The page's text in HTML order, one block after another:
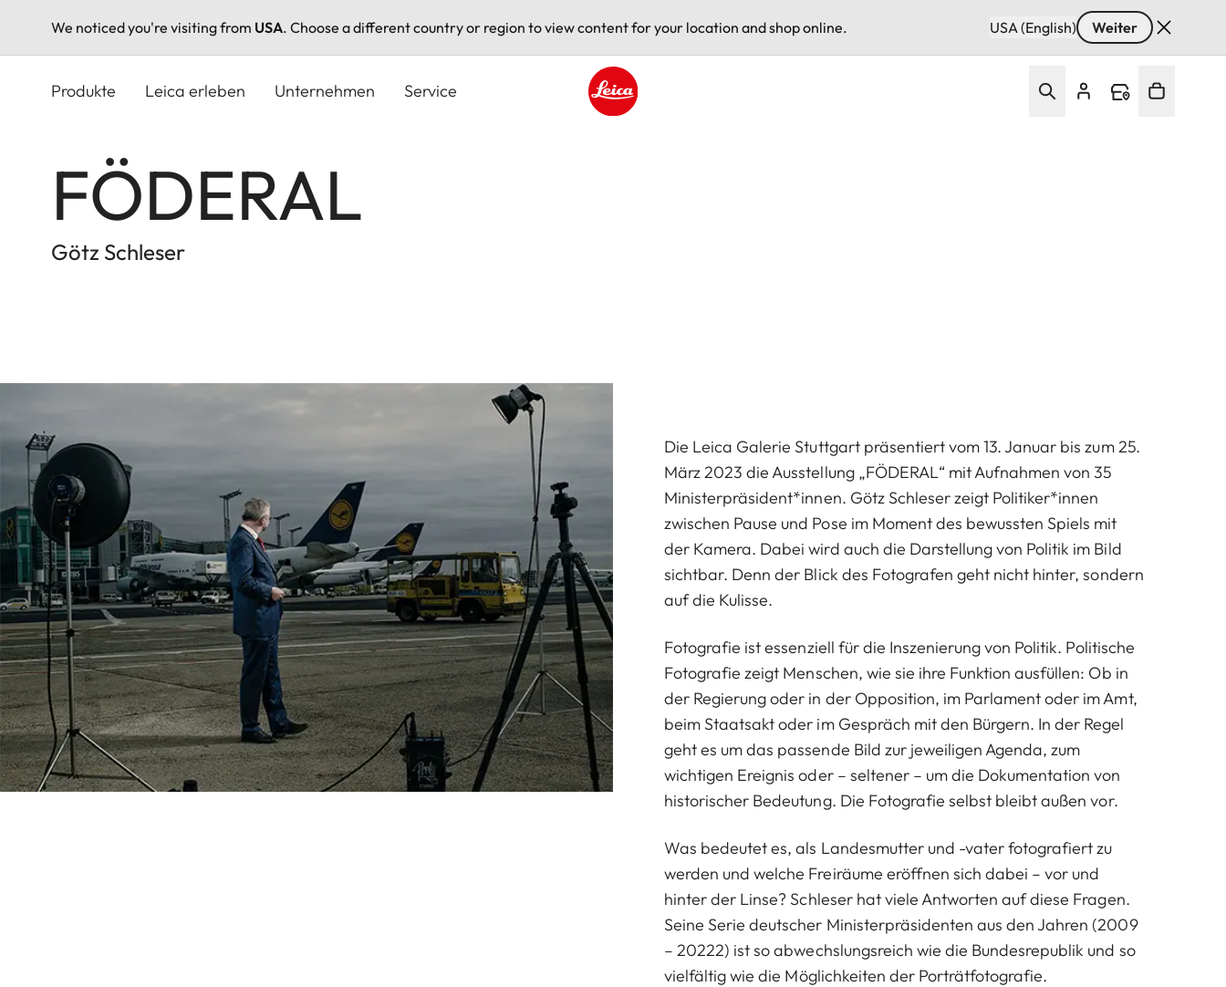
We noticed you're visiting from USA. Choose a different country or region to view content for your location and shop online. USA (English) Weiter
Produkte Leica erleben Unternehmen Service
FÖDERAL
Götz Schleser
Die Leica Galerie Stuttgart präsentiert vom 13. Januar bis zum 25.
März 2023 die Ausstellung „FÖDERAL“ mit Aufnahmen von 35
Ministerpräsident*innen. Götz Schleser zeigt Politiker*innen
zwischen Pause und Pose im Moment des bewussten Spiels mit
der Kamera. Dabei wird auch die Darstellung von Politik im Bild
sichtbar. Denn der Blick des Fotografen geht nicht hinter, sondern
auf die Kulisse.
Fotografie ist essenziell für die Inszenierung von Politik. Politische
Fotografie zeigt Menschen, wie sie ihre Funktion ausfüllen: Ob in
der Regierung oder in der Opposition, im Parlament oder im Amt,
beim Staatsakt oder im Gespräch mit den Bürgern. In der Regel
geht es um das passende Bild zur jeweiligen Agenda, zum
wichtigen Ereignis oder – seltener – um die Dokumentation von
historischer Bedeutung. Die Fotografie selbst bleibt außen vor.
Was bedeutet es, als Landesmutter und -vater fotografiert zu
werden und welche Freiräume eröffnen sich dabei – vor und
hinter der Linse? Schleser hat viele Antworten auf diese Fragen.
Seine Serie deutscher Ministerpräsidenten aus den Jahren (2009
– 20222) ist so abwechslungsreich wie die Bundesrepublik und so
vielfältig wie die Möglichkeiten der Porträtfotografie.